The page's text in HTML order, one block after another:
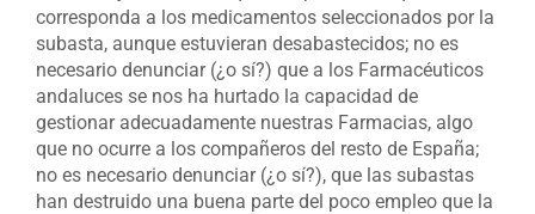
corresponda a los medicamentos seleccionados por la
subasta, aunque estuvieran desabastecidos; no es
necesario denunciar (¿o sí?) que a los Farmacéuticos
andaluces se nos ha hurtado la capacidad de
gestionar adecuadamente nuestras Farmacias, algo
que no ocurre a los compañeros del resto de España;
no es necesario denunciar (¿o sí?), que las subastas
han destruido una buena parte del poco empleo que la